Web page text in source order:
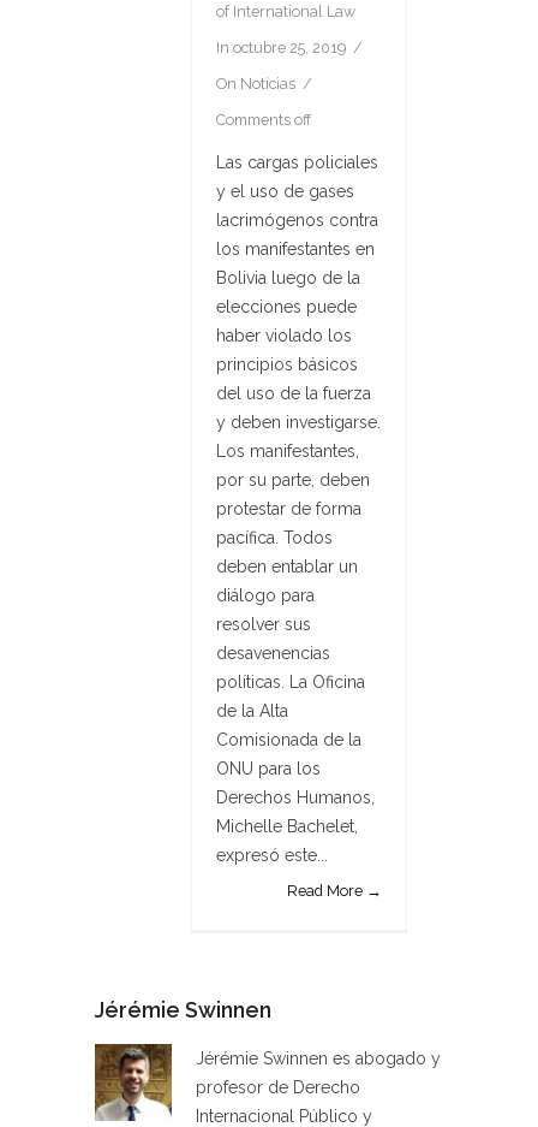
of International Law
In octubre 25, 2019
On Noticias
Comments off
Las cargas policiales
y el uso de gases
lacrimógenos contra
los manifestantes en
Bolivia luego de la
elecciones puede
haber violado los
principios básicos
del uso de la fuerza
y deben investigarse.
Los manifestantes,
por su parte, deben
protestar de forma
pacífica. Todos
deben entablar un
diálogo para
resolver sus
desavenencias
políticas. La Oficina
de la Alta
Comisionada de la
ONU para los
Derechos Humanos,
Michelle Bachelet,
expresó este...
Read More →
Jérémie Swinnen
Jérémie Swinnen es abogado y
profesor de Derecho
Internacional Público y